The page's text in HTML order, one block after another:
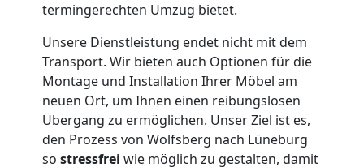
termingerechten Umzug bietet.
Unsere Dienstleistung endet nicht mit dem
Transport. Wir bieten auch Optionen für die
Montage und Installation Ihrer Möbel am
neuen Ort, um Ihnen einen reibungslosen
Übergang zu ermöglichen. Unser Ziel ist es,
den Prozess von Wolfsberg nach Lüneburg
so stressfrei wie möglich zu gestalten, damit
Tresortransport
Wolfsberg